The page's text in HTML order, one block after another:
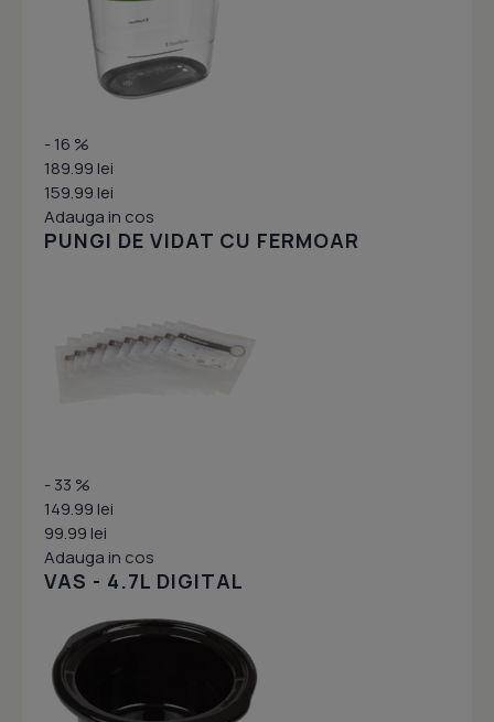
- 16 %
189.99 lei
159.99 lei
Adauga in cos
PUNGI DE VIDAT CU FERMOAR
- 33 %
149.99 lei
99.99 lei
Adauga in cos
VAS - 4.7L DIGITAL